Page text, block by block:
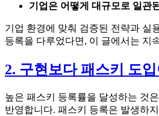
기업은 어떻게 대규모로 일관
기업 환경에 맞춰 검증된 전략과 실
등록을 다루었다면, 이 글에서는 지
2. 구현보다 패스키 도
높은 패스키 등록률을 달성하는 것
반영합니다. 패스키 등록은 발생하